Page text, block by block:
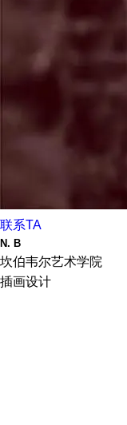
联系TA
N. B
坎伯韦尔艺术学院
插画设计